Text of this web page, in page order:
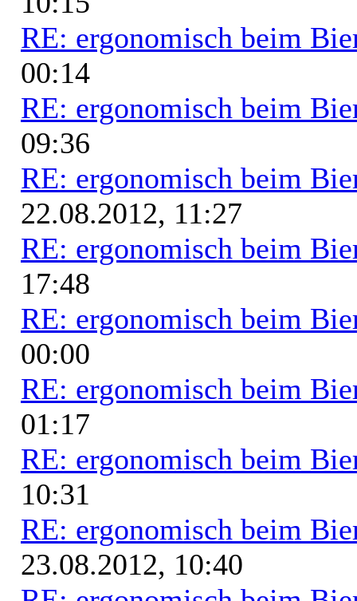
RE: ergonomisch beim
00:14
RE: ergonomisch beim
09:36
RE: ergonomisch beim
22.08.2012, 11:27
RE: ergonomisch beim
17:48
RE: ergonomisch beim
00:00
RE: ergonomisch beim
01:17
RE: ergonomisch beim
10:31
RE: ergonomisch beim
23.08.2012, 10:40